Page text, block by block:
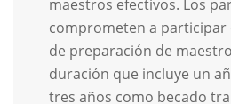
maestros efectivos. Los
comprometen a participar
de preparación de
duración que incluye un
tres años como becado